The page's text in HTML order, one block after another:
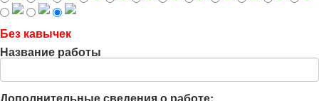
Без кавычек
Название работы
Дополнительные сведения о работе: